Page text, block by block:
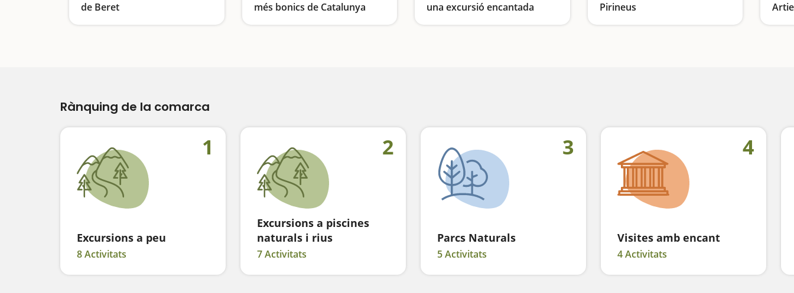
de Beret
Excursió pel curs d'aigua més important de l'Aran
més bonics de Catalunya
Un petit tresor a la Vall d'Aran
una excursió encantada
Una excursió ideal per fer amb nens
Pirineus
Coneixem una de les espècies més emblemàtiques del Pirineu
Rànquing de la comarca
1
Excursions a peu
8 Activitats
2
Excursions a piscines
naturals i rius
7 Activitats
3
Parcs Naturals
5 Activitats
4
Visites amb encant
4 Activitats